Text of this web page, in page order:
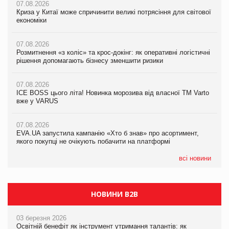
07.08.2026
Криза у Китаї може спричинити великі потрясіння для світової
економіки
07.08.2026
Розмитнення «з коліс» та крос-докінг: як оперативні логістичні
рішення допомагають бізнесу зменшити ризики
07.08.2026
ICE BOSS цього літа! Новинка морозива від власної ТМ Varto
вже у VARUS
07.08.2026
EVA.UA запустила кампанію «Хто б знав» про асортимент,
якого покупці не очікують побачити на платформі
всі новини
07.08.2026
Криза у Китаї може спричинити великі потрясіння для світової
економіки
07.08.2026
Kraft Heinz скоротила збиток у першому півріччі
Продажі Hugo Boss впали на 9%
07.08.2026
Криза у Китаї може спричинити великі потрясіння для світової
економіки
07.08.2026
Kraft Heinz скоротила збиток у першому півріччі
Продажі Hugo Boss впали на 9%
НОВИНИ B2B
03 березня 2026
Освітній бенефіт як інструмент утримання талантів: як